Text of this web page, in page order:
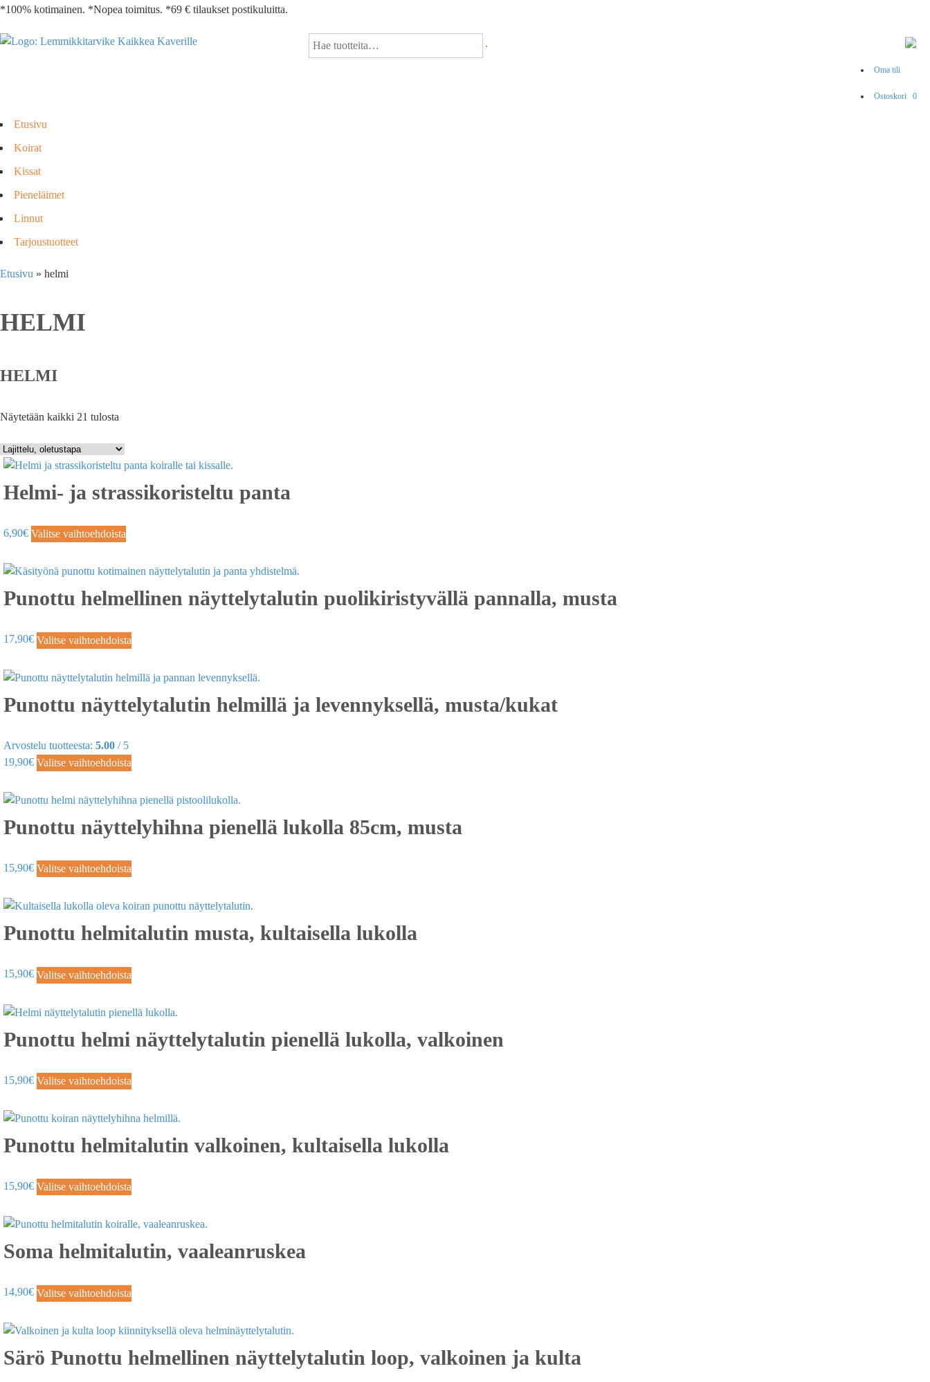
*100% kotimainen. *Nopea toimitus. *69 € tilaukset postikuluitta.
Oma tili
Ostoskori 0
Etusivu
Koirat
Kissat
Pieneläimet
Linnut
Tarjoustuotteet
Etusivu » helmi
HELMI
HELMI
Näytetään kaikki 21 tulosta
Helmi- ja strassikoristeltu panta
6,90€ Valitse vaihtoehdoista
Punottu helmellinen näyttelytalutin puolikiristyvällä pannalla, musta
17,90€ Valitse vaihtoehdoista
Punottu näyttelytalutin helmillä ja levennyksellä, musta/kukat
Arvostelu tuotteesta: 5.00 / 5
19,90€ Valitse vaihtoehdoista
Punottu näyttelyhihna pienellä lukolla 85cm, musta
15,90€ Valitse vaihtoehdoista
Punottu helmitalutin musta, kultaisella lukolla
15,90€ Valitse vaihtoehdoista
Punottu helmi näyttelytalutin pienellä lukolla, valkoinen
15,90€ Valitse vaihtoehdoista
Punottu helmitalutin valkoinen, kultaisella lukolla
15,90€ Valitse vaihtoehdoista
Soma helmitalutin, vaaleanruskea
14,90€ Valitse vaihtoehdoista
Särö Punottu helmellinen näyttelytalutin loop, valkoinen ja kulta